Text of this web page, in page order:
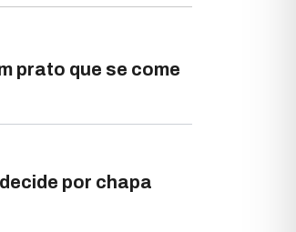
prato que se come
por chapa